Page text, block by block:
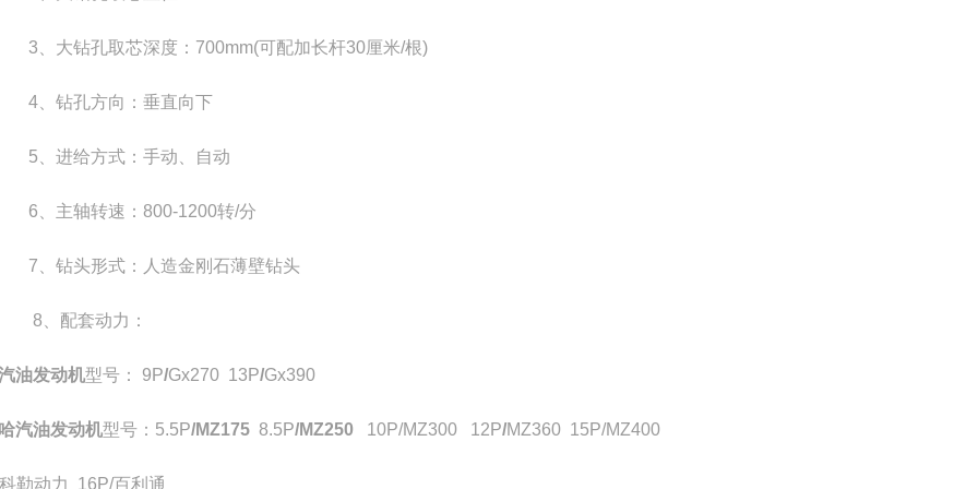
、大钻孔取芯深度： 700mm(可配加长杆30厘米/根)
、钻孔方向：垂直向下
、进给方式：手动、自动
、主轴转速： 800-1200转/分
、钻头形式：人造金刚石薄壁钻头
、配套动力：
油发动机型号： 9P/Gx270 13P/Gx390
汽油发动机型号： 5.5P/MZ175 8.5P/MZ250 10P/MZ300 12P/MZ360 15P/MZ400
科勒动力 16P/百利通